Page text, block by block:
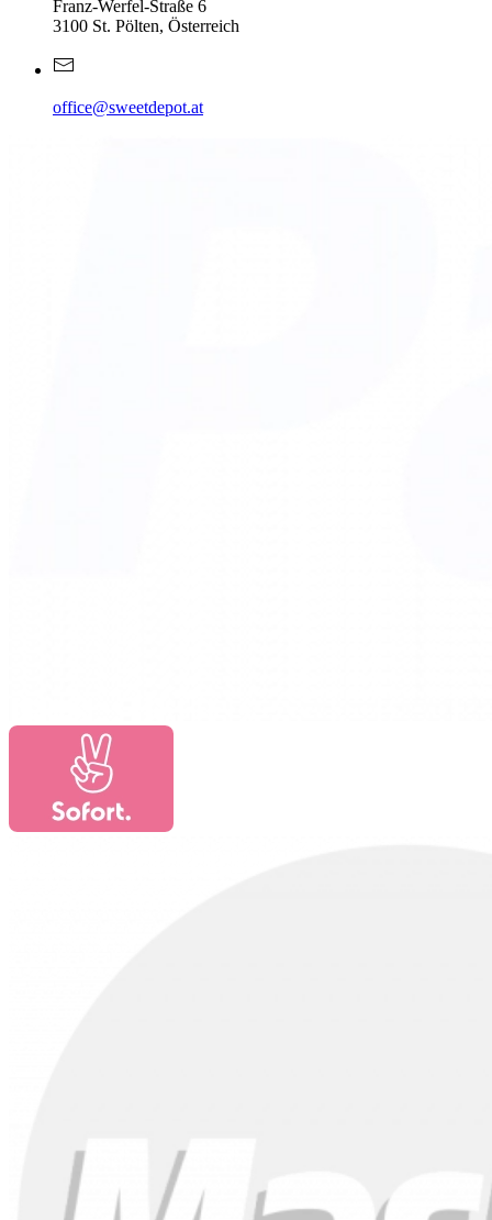
Franz-Werfel-Straße 6
3100 St. Pölten, Österreich
office@sweetdepot.at